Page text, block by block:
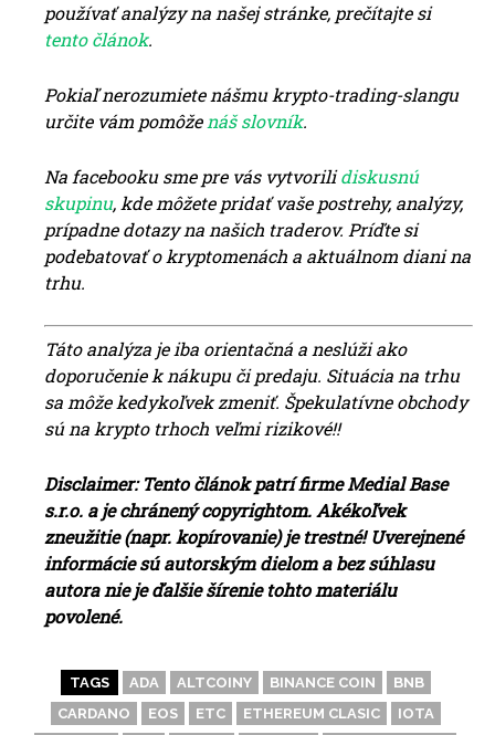
používať analýzy na našej stránke, prečítajte si
tento článok.
Pokiaľ nerozumiete nášmu krypto-trading-slangu
určite vám pomôženáš slovník.
Na facebooku sme pre vás vytvorilidiskusnú
skupinu, kde môžete pridať vaše postrehy, analýzy,
prípadne dotazy na našich traderov. Príďte si
podebatovať o kryptomenách a aktuálnom diani na
trhu.
Táto analýza je iba orientačná a neslúži ako
doporučenie k nákupu či predaju. Situácia na trhu
sa môže kedykoľvek zmeniť. Špekulatívne obchody
sú na krypto trhoch veľmi rizikové!!
Disclaimer: Tento článok patrí firme Medial Base
s.r.o. a je chránený copyrightom. Akékoľvek
zneužitie (napr. kopírovanie) je trestné! Uverejnené
informácie sú autorským dielom a bez súhlasu
autora nie je ďalšie šírenie tohto materiálu
povolené.
TAGS ADA ALTCOINY BINANCE COIN
BNB
CARDANO
EOS ETC ETHEREUM CLASIC
IOTA